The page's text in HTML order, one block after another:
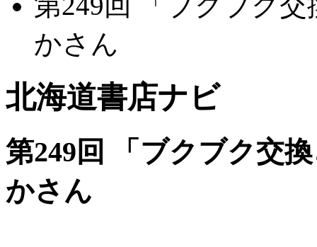
かさん
北海道書店ナビ
第249回 「ブクブク交
かさん